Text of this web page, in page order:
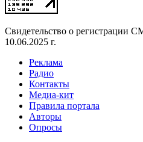
Свидетельство о регистрации
10.06.2025 г.
Реклама
Радио
Контакты
Медиа-кит
Правила портала
Авторы
Опросы